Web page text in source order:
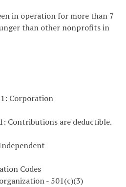
in operation for more than 7
than other nonprofits in
Corporation
Contributions are deductible.
Codes
- 501(c)(3)